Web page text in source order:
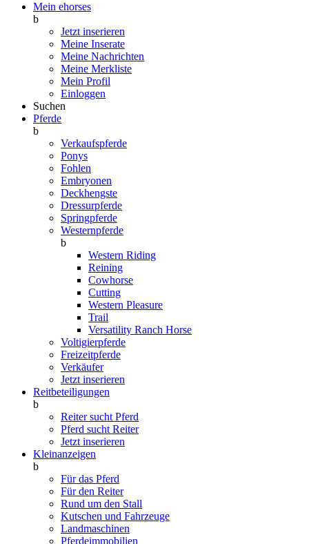
Mein ehorses
b
Jetzt inserieren
Meine Inserate
Meine Nachrichten
Meine Merkliste
Mein Profil
Einloggen
Suchen
Pferde
b
Verkaufspferde
Ponys
Fohlen
Embryonen
Deckhengste
Dressurpferde
Springpferde
Westernpferde
b
Western Riding
Reining
Cowhorse
Cutting
Western Pleasure
Trail
Versatility Ranch Horse
Voltigierpferde
Freizeitpferde
Verkäufer
Jetzt inserieren
Reitbeteiligungen
b
Reiter sucht Pferd
Pferd sucht Reiter
Jetzt inserieren
Kleinanzeigen
b
Für das Pferd
Für den Reiter
Rund um den Stall
Kutschen und Fahrzeuge
Landmaschinen
Pferdeimmobilien